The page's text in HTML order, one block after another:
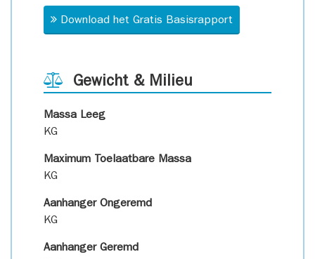
Download het Gratis Basisrapport
Gewicht & Milieu
Massa Leeg
KG
Maximum Toelaatbare Massa
KG
Aanhanger Ongeremd
KG
Aanhanger Geremd